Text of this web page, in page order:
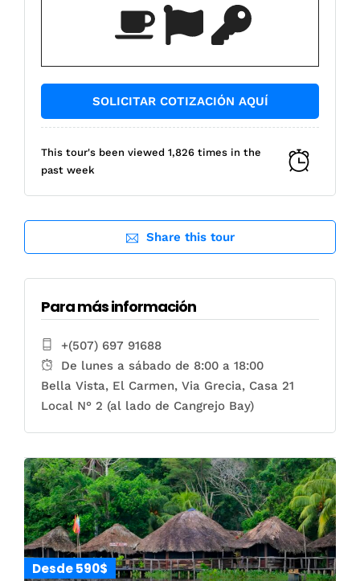
This tour's been viewed 1,826 times in the
past week
Share this tour
Para más información
+(507) 697 91688
De lunes a sábado de 8:00 a 18:00
Bella Vista, El Carmen, Via Grecia, Casa 21
Local N° 2 (al lado de Cangrejo Bay)
Desde 590$